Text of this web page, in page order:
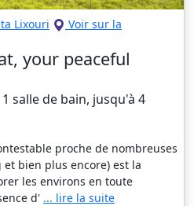
Lixouri
Voir sur la
your peaceful
salle de bain, jusqu'à 4
proche de nombreuses
bien plus encore) est la
les environs en toute
d' ... lire la suite